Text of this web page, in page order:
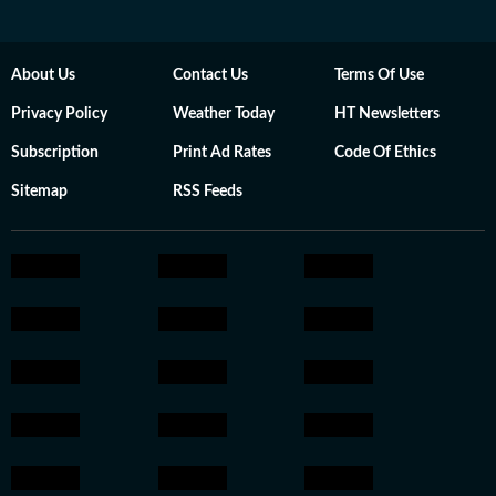
About Us Contact Us Terms Of Use
Privacy Policy Weather Today HT Newsletters
Subscription Print Ad Rates Code Of Ethics
Sitemap RSS Feeds